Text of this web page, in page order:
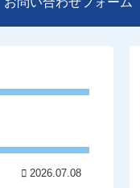
2026.07.08